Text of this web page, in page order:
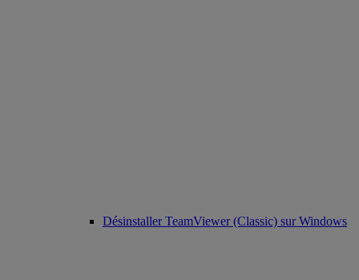
Désinstaller TeamViewer (Classic) sur Windows